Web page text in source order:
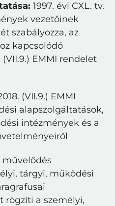
1997. évi CXL. tv.
vezetőinek
szabályozza, az
kapcsolódó
EMMI rendelet
(VII.9.) EMMI
alapszolgáltatások,
intézmények és a
művelődés
tárgyi, működési
rögzíti a személyi,